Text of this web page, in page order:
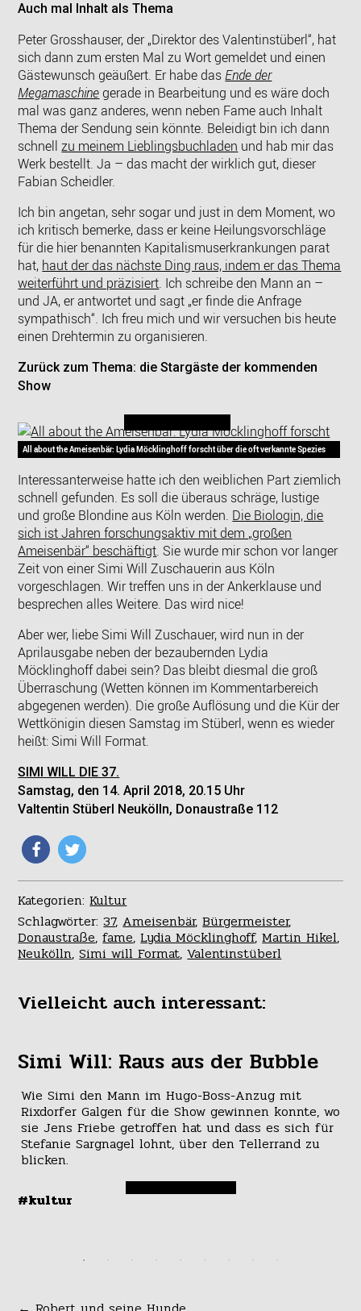
Auch mal Inhalt als Thema
Peter Grosshauser, der „Direktor des Valentinstüberl“, hat
sich dann zum ersten Mal zu Wort gemeldet und einen
Gästewunsch geäußert. Er habe dasEnde der
Megamaschinegerade in Bearbeitung und es wäre doch
mal was ganz anderes, wenn neben Fame auch Inhalt
Thema der Sendung sein könnte. Beleidigt bin ich dann
schnellzu meinem Lieblingsbuchladen und hab mir das
Werk bestellt. Ja – das macht der wirklich gut, dieser
Fabian Scheidler.
Ich bin angetan, sehr sogar und just in dem Moment, wo
ich kritisch bemerke, dass er keine Heilungsvorschläge
für die hier benannten Kapitalismuserkrankungen parat
hat, haut der das nächste Ding raus, indem er das Thema
weiterführt und präzisiert. Ich schreibe den Mann an –
und JA, er antwortet und sagt „er finde die Anfrage
sympathisch“. Ich freu mich und wir versuchen bis heute
einen Drehtermin zu organisieren.
Zurück zum Thema: die Stargäste der kommenden
Show
All about the Ameisenbär: Lydia Möcklinghoff forscht über die oft verkannte Spezies
Interessanterweise hatte ich den weiblichen Part ziemlich
schnell gefunden. Es soll die überaus schräge, lustige
und große Blondine aus Köln werden. Die Biologin, die
sich ist Jahren forschungsaktiv mit dem „großen
Ameisenbär“ beschäftigt. Sie wurde mir schon vor langer
Zeit von einer Simi Will Zuschauerin aus Köln
vorgeschlagen. Wir treffen uns in der Ankerklause und
besprechen alles Weitere. Das wird nice!
Aber wer, liebe Simi Will Zuschauer, wird nun in der
Aprilausgabe neben der bezaubernden Lydia
Möcklinghoff dabei sein? Das bleibt diesmal die groß
Überraschung (Wetten können im Kommentarbereich
abgegenen werden). Die große Auflösung und die Kür der
Wettkönigin diesen Samstag im Stüberl, wenn es wieder
heißt: Simi Will Format.
SIMI WILL DIE 37.
Samstag, den 14. April 2018, 20.15 Uhr
Valtentin Stüberl Neukölln, Donaustraße 112
Kategorien:Kultur
Schlagwörter:37,Ameisenbär,Bürgermeister,
Donaustraße,fame,Lydia Möcklinghoff,Martin Hikel,
Neukölln,Simi will Format,Valentinstüberl
Vielleicht auch interessant:
Simi Will: Raus aus der Bubble
Wie Simi den Mann im Hugo-Boss-Anzug mit
Rixdorfer Galgen für die Show gewinnen konnte, wo
sie Jens Friebe getroffen hat und dass es sich für
Stefanie Sargnagel lohnt, über den Tellerrand zu
blicken.
#kultur